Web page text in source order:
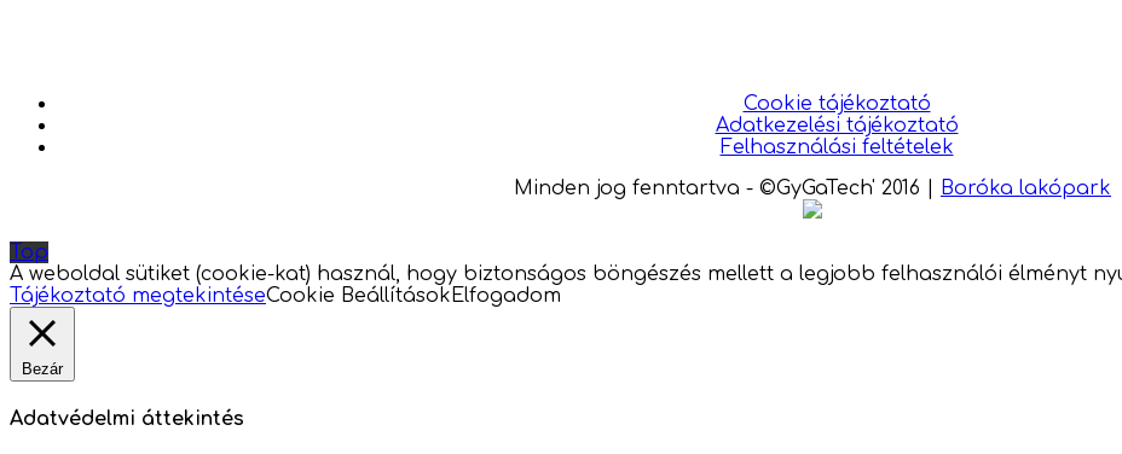
Cookie tájékoztató
Adatkezelési tájékoztató
Felhasználási feltételek
Minden jog fenntartva - ©GyGaTech' 2016
Boróka lakópark
Top
A weboldal sütiket (cookie-kat) használ, hogy biztonságos böngészés mellett a legjobb felhasználói élményt
Tájékoztató megtekintéseCookie Beállítások Elfogadom
Bezár
Adatvédelmi áttekintés